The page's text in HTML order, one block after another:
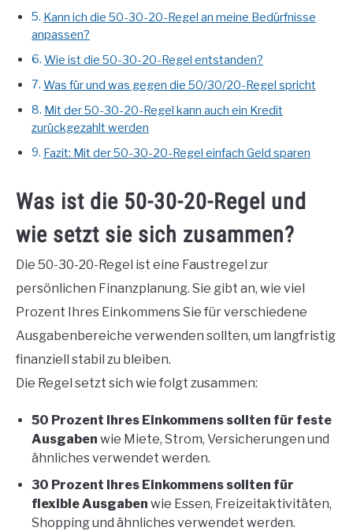
Kann ich die 50-30-20-Regel an meine Bedürfnisse
anpassen?
Wie ist die 50-30-20-Regel entstanden?
Was für und was gegen die 50/30/20-Regel spricht
Mit der 50-30-20-Regel kann auch ein Kredit
zurückgezahlt werden
Fazit: Mit der 50-30-20-Regel einfach Geld sparen
Was ist die 50-30-20-Regel und
wie setzt sie sich zusammen?
Die 50-30-20-Regel ist eine Faustregel zur
persönlichen Finanzplanung. Sie gibt an, wie viel
Prozent Ihres Einkommens Sie für verschiedene
Ausgabenbereiche verwenden sollten, um langfristig
finanziell stabil zu bleiben.
Die Regel setzt sich wie folgt zusammen:
50 Prozent Ihres Einkommens sollten für feste
Ausgaben wie Miete, Strom, Versicherungen und
ähnliches verwendet werden.
30 Prozent Ihres Einkommens sollten für
flexible Ausgaben wie Essen, Freizeitaktivitäten,
Shopping und ähnliches verwendet werden.